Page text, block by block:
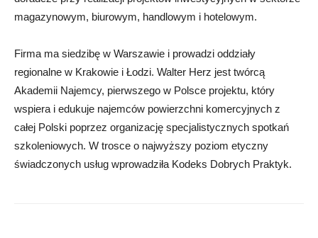
magazynowym, biurowym, handlowym i hotelowym.
Firma ma siedzibę w Warszawie i prowadzi oddziały
regionalne w Krakowie i Łodzi. Walter Herz jest twórcą
Akademii Najemcy, pierwszego w Polsce projektu, który
wspiera i edukuje najemców powierzchni komercyjnych z
całej Polski poprzez organizację specjalistycznych spotkań
szkoleniowych. W trosce o najwyższy poziom etyczny
świadczonych usług wprowadziła Kodeks Dobrych Praktyk.